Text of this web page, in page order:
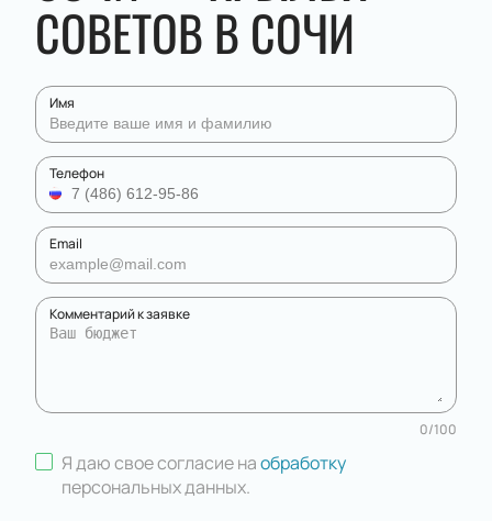
СОВЕТОВ В СОЧИ
Имя
Телефон
Email
Комментарий к заявке
0/100
Я даю свое согласие наобработку
персональных данных.